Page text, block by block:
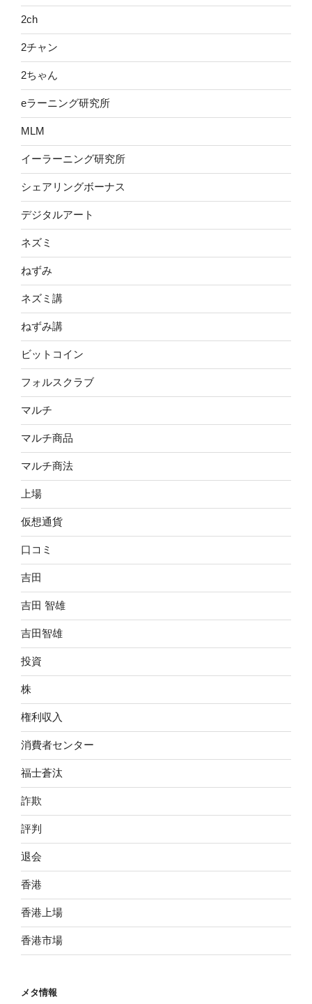
2ch
2チャン
2ちゃん
eラーニング研究所
MLM
イーラーニング研究所
シェアリングボーナス
デジタルアート
ネズミ
ねずみ
ネズミ講
ねずみ講
ビットコイン
フォルスクラブ
マルチ
マルチ商品
マルチ商法
上場
仮想通貨
口コミ
吉田
吉田 智雄
吉田智雄
投資
株
権利収入
消費者センター
福士蒼汰
詐欺
評判
退会
香港
香港上場
香港市場
メタ情報